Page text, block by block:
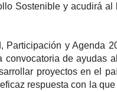
Sostenible y acudirá
y Agenda
de ayudas
proyectos en el
respuesta con la